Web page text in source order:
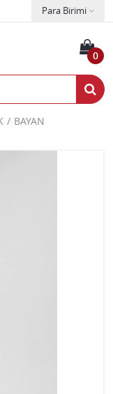
Para Birimi
0
BAYAN